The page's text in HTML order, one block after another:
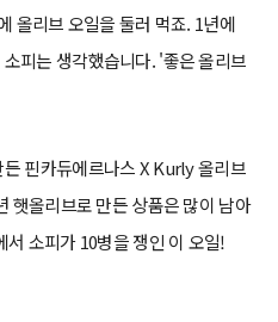
올리브 오일을 둘러 먹죠. 1년에
피는 생각했습니다. '좋은 올리브
핀카듀에르나스 X Kurly 올리브
햇올리브로 만든 상품은 많이 남아
소피가 10병을 쟁인 이 오일!